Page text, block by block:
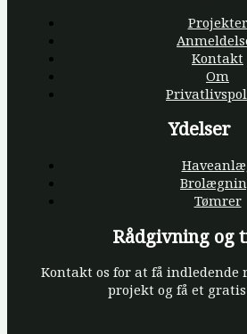
Projekter
Kontakt
Om
Ydelser
Tømrer
Rådgivning og
Kontakt os for at få
projekt og få et